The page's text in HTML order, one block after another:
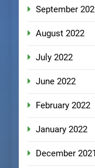
September
August 2022
July 2022
June 2022
February 2022
January 2022
December 2021